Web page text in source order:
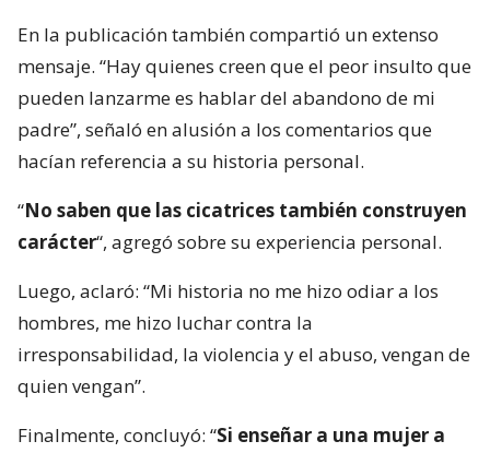
En la publicación también compartió un extenso
mensaje. “Hay quienes creen que el peor insulto que
pueden lanzarme es hablar del abandono de mi
padre”, señaló en alusión a los comentarios que
hacían referencia a su historia personal.
“No saben que las cicatrices también construyen
carácter“, agregó sobre su experiencia personal.
Luego, aclaró: “Mi historia no me hizo odiar a los
hombres, me hizo luchar contra la
irresponsabilidad, la violencia y el abuso, vengan de
quien vengan”.
Finalmente, concluyó: “Si enseñar a una mujer a